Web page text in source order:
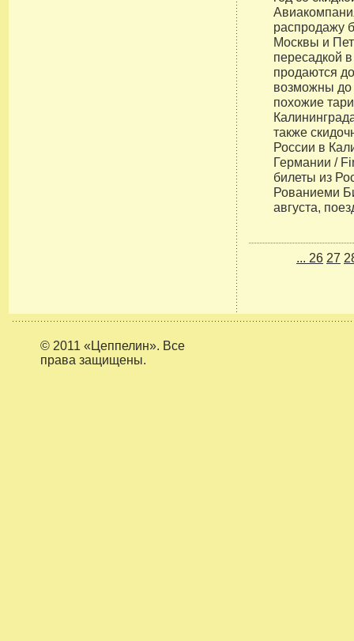
распродажу
Москвы и
пересадкой
продаются
возможны до
похожие
также
России в
Германии /
билеты из
Рованиеми
августа,
... 26 27
© 2011 «Цеппелин». Все
права защищены.